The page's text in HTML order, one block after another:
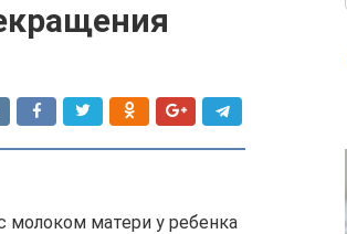
молоком матери у ребенка